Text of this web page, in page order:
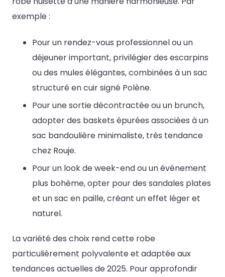
exemple :
Pour un rendez-vous professionnel ou un
déjeuner important, privilégier des escarpins
ou des mules élégantes, combinées à un sac
structuré en cuir signé Polène.
Pour une sortie décontractée ou un brunch,
adopter des baskets épurées associées à un
sac bandoulière minimaliste, très tendance
chez Rouje.
Pour un look de week-end ou un événement
plus bohème, opter pour des sandales plates
et un sac en paille, créant un effet léger et
naturel.
La variété des choix rend cette robe
particulièrement polyvalente et adaptée aux
tendances actuelles de 2025. Pour approfondir